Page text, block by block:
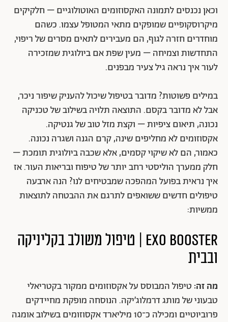
וכאן נכנסים לתמונה האקסוזומים האוטולוגיים – חלקיקים
מיקרוסקופיים שמופקים מתאי המטופל עצמו. כשהם
מוחדרים חזרה לגוף, הם מעבירים לתאים מסרים של ריפוי,
התחדשות וצמיחה – מעין שפת אם ביולוגית שמזכירה
לעור איך נראה גיל צעיר מבפנים.
במילים פשוטות? מדובר בטיפול שיכול להעניק שיפור ניכר,
אבל לא מדובר בקסם. התוצאה תלויה בשילוב של טכניקה
נכונה, תיאום ציפיות – וקצת מזל טוב של גנטיקה.
אקסוזומים לא מחליפים שינה, קרם הגנה ושגרה נכונה.
כאמור, הם לא שיקוי קסמים, אלא שכבה ביולוגית תומכת –
חלק ממערך הוליסטי רחב יותר של טיפוח ובריאות העור. אז
איך נראית בפועל המהפכה שמבטיחים לנו? הנה ארבעה
טיפולים חדשים ששואפים לתרגם את ההבטחה לתוצאות
ממשיות:
EXO BOOSTER | טיפול משולב בקליניקה
ובבית
מה זה: טיפול המבוסס על אקסוזומים ממקור בקטריאלי
טבעוני של מותג דרמלוג’יקה. הנוסחה מופקת מחיידקים
פרוביוטיים ומכילה כ־10 מיליארד אקסוזומים בשילוב אומגה